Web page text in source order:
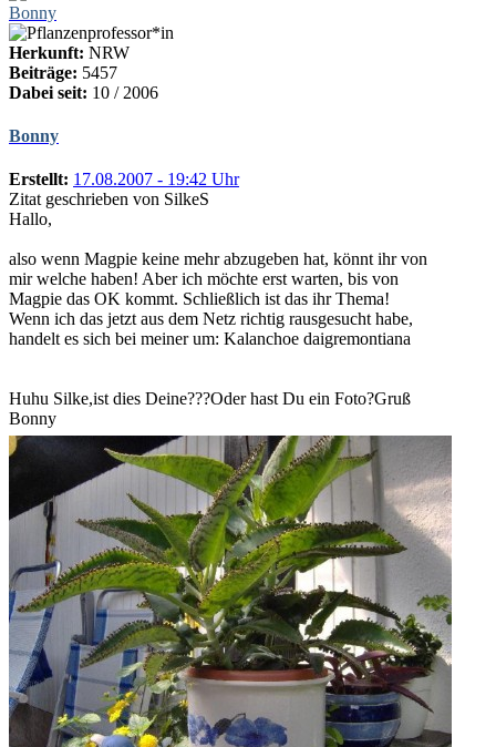
Bonny
Herkunft: NRW
Beiträge: 5457
Dabei seit: 10 / 2006
Bonny
Erstellt: 17.08.2007 - 19:42 Uhr
Zitat geschrieben von SilkeS
Hallo,
also wenn Magpie keine mehr abzugeben hat, könnt ihr von
mir welche haben! Aber ich möchte erst warten, bis von
Magpie das OK kommt. Schließlich ist das ihr Thema!
Wenn ich das jetzt aus dem Netz richtig rausgesucht habe,
handelt es sich bei meiner um: Kalanchoe daigremontiana
Huhu Silke,ist dies Deine???Oder hast Du ein Foto?Gruß
Bonny